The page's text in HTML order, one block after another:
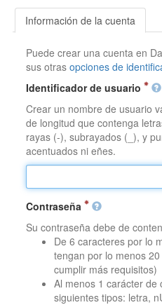
Información de la cuenta
Puede crear una cuenta en
sus otrasopciones de
Identificador de usuario
Crear un nombre de usuario
de longitud que contenga
rayas (-), subrayados (_), y
acentuados ni eñes.
Contraseña
Su contraseña debe de
De 6 caracteres por lo
tengan por lo menos
cumplir más requisitos)
Al menos 1 carácter
siguientes tipos: letra,